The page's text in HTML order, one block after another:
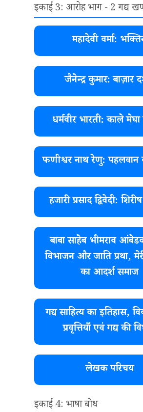
इकाई 3: आरोह भाग - 2 गद्य
महादेवी वर्मा:
जैनेन्द्र कुमार: बाज़ार
धर्मवीर भारती: काले मेघा
फणीश्वर नाथ रेणु:
हजारी प्रसाद द्विवेदी:
बाबा साहेब भीमराव
विभाजन और जाति प्रथा,
का आदर्श समाज
गद्य साहित्य का इतिहास,
प्रवृत्तियाँ एवं गद्य की
लेखक परिचय
इकाई 4: भाषा बोध